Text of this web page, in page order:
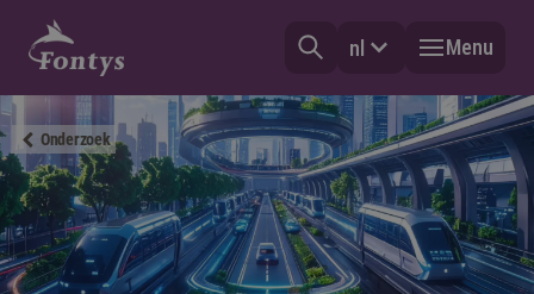
nl Menu
Onderzoek